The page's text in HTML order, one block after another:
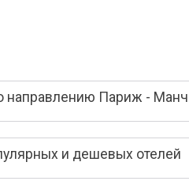
направлению Париж -
и дешевых отелей